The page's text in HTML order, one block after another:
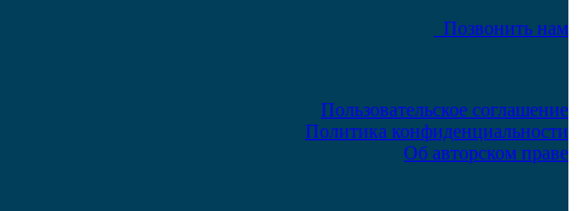
Позвонить нам
Пользовательское соглашение
Политика конфиденциальности
Об авторском праве